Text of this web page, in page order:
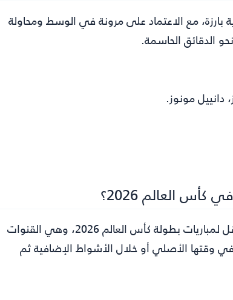
بارزة، مع الاعتماد على مرونة في الوسط ومحاولة
الدقائق الحاسمة.
مونوز.
العالم 2026؟
تمت إذاعة اللقاء عبر قنوات بي إن سبورتس ماكس، باعتبارها الناقل لمباريات بطولة كأس العالم 2026، وهي القنوات
في وقتها الأصلي أو خلال الأشواط الإضافية ثم